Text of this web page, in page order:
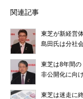
関連記事
東芝が新経営
島田氏は分社
東芝は8年間の
非公開化に向
東芝は迷走に